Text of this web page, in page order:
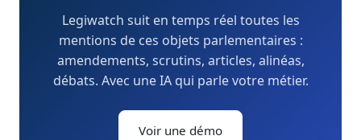
Legiwatch suit en temps réel toutes les
mentions de ces objets parlementaires :
amendements, scrutins, articles, alinéas,
débats. Avec une IA qui parle votre métier.
Voir une démo